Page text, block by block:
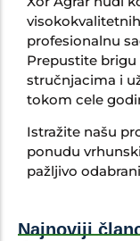
profesionalnu
Prepustite brigu
stručnjacima i
tokom cele
Istražite našu
ponudu
pažljivo
Najnoviji